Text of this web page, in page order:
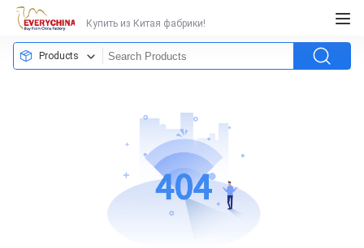
Купить из Китая фабрики!
Products